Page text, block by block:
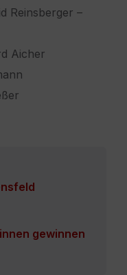
Reinsberger –
Aicher
gewinnen